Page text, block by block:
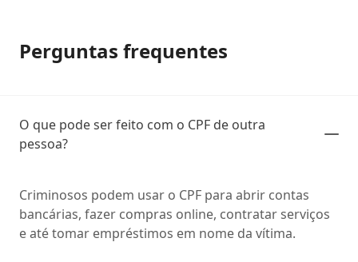
Perguntas frequentes
O que pode ser feito com o CPF de outra
pessoa?
Criminosos podem usar o CPF para abrir contas
bancárias, fazer compras online, contratar serviços
e até tomar empréstimos em nome da vítima.